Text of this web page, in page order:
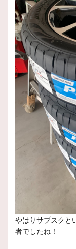
やはりサブスクと
者でしたね！